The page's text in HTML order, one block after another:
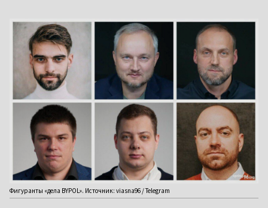
Фигуранты «дела BYPOL». Источник: viasna96 / Telegram